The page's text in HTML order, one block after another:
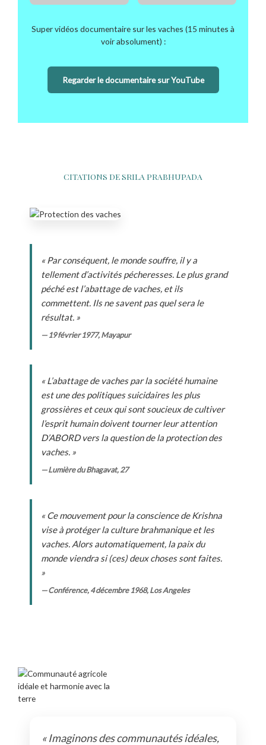
Super vidéos documentaire sur les vaches (15 minutes à
voir absolument) :
Regarder le documentaire sur YouTube
CITATIONS DE SRILA PRABHUPADA
« Par conséquent, le monde souffre, il y a
tellement d’activités pécheresses. Le plus grand
péché est l’abattage de vaches, et ils
commettent. Ils ne savent pas quel sera le
résultat. »
— 19 février 1977, Mayapur
« L’abattage de vaches par la société humaine
est une des politiques suicidaires les plus
grossières et ceux qui sont soucieux de cultiver
l’esprit humain doivent tourner leur attention
D’ABORD vers la question de la protection des
vaches. »
— Lumière du Bhagavat, 27
« Ce mouvement pour la conscience de Krishna
vise à protéger la culture brahmanique et les
vaches. Alors automatiquement, la paix du
monde viendra si (ces) deux choses sont faites.
»
— Conférence, 4 décembre 1968, Los Angeles
« Imaginons des communautés idéales,